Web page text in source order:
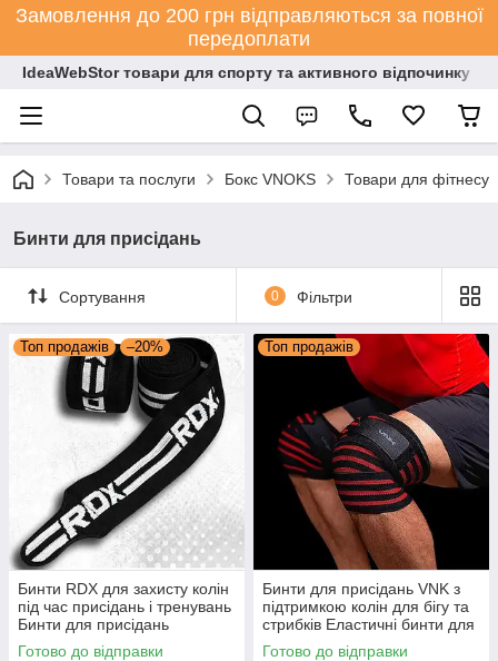
Замовлення до 200 грн відправляються за повної
передоплати
IdeaWebStor товари для спорту та активного відпочинку
Товари та послуги Бокс VNOKS Товари для фітнесу
Бинти для присідань
Сортування 0 Фільтри
Топ продажів –20%
Бинти RDX для захисту колін
під час присідань і тренувань
Бинти для присідань
Готово до відправки
Топ продажів
Бинти для присідань VNK з
підтримкою колін для бігу та
стрибків Еластичні бинти для
колін
Готово до відправки